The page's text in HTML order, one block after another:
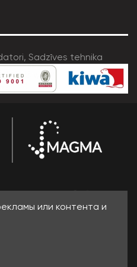
или контента и